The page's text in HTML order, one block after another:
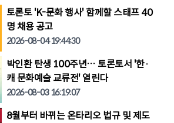
토론토 'K-문화 행사' 함께할 스태프 40
명 채용 공고
2026-08-04 19:44:30
박인환 탄생 100주년… 토론토서 '한·
캐 문화예술 교류전' 열린다
2026-08-03 16:19:07
8월부터 바뀌는 온타리오 법규 및 제도